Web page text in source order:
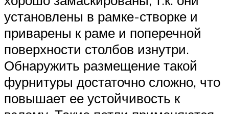
установлены в рамке-створке и
приварены к раме и поперечной
поверхности столбов изнутри.
Обнаружить размещение такой
фурнитуры достаточно сложно, что
повышает ее устойчивость к